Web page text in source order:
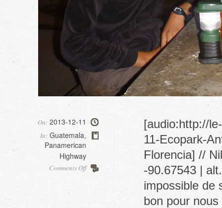
On: 2013-12-11
In: Guatemala
Panamerican
Highway
Comments Offon
[audio:http://
11-Ecopark-
Florencia] //
-90.67543 |
impossible de
bon pour